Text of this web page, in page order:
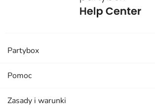
Partybox
Pomoc
Zasady i warunki